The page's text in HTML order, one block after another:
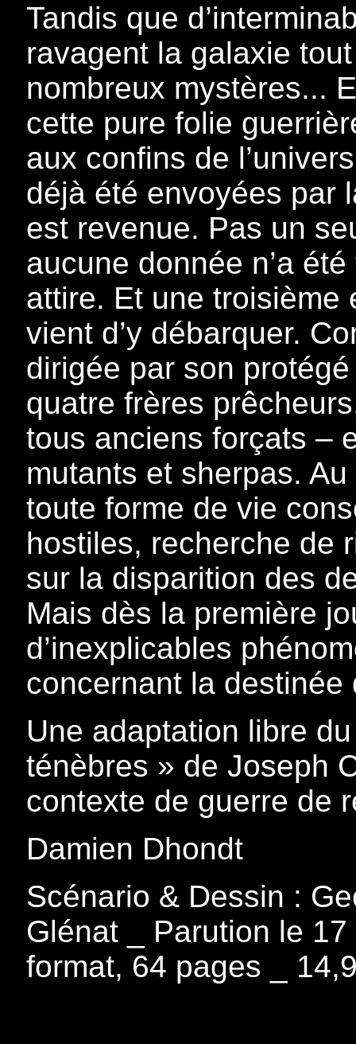
Tandis que
ravagent la galaxie
nombreux mystères...
cette pure folie
aux confins de
déjà été envoyées par
est revenue. Pas un
aucune donnée n’a
attire. Et une troisième
vient d’y débarquer.
dirigée par son
quatre frères
tous anciens forçats –
mutants et sherpas.
toute forme de vie
hostiles, recherche de
sur la disparition des
Mais dès la première
d’inexplicables
concernant la
Une adaptation libre
ténèbres » de Joseph
contexte de guerre de
Damien Dhondt
Scénario & Dessin :
Glénat _ Parution le
format, 64 pages _